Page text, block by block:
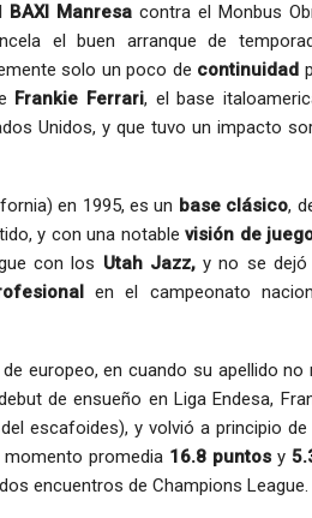
BAXI Manresacontra el Monbus
el buen arranque de
solo un poco de continuidad
Frankie Ferrari, el base
Unidos, y que tuvo un impacto
en 1995, es un base clásico,
y con una notablevisión de
con los Utah Jazz,y no se dejó
en el campeonato
europeo, en cuando su apellido
de ensueño en Liga Endesa,
escafoides), y volvió a principio
promedia 16.8 puntosy
encuentros de Champions League.